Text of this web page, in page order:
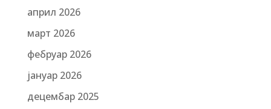
април 2026
март 2026
фебруар 2026
јануар 2026
децембар 2025